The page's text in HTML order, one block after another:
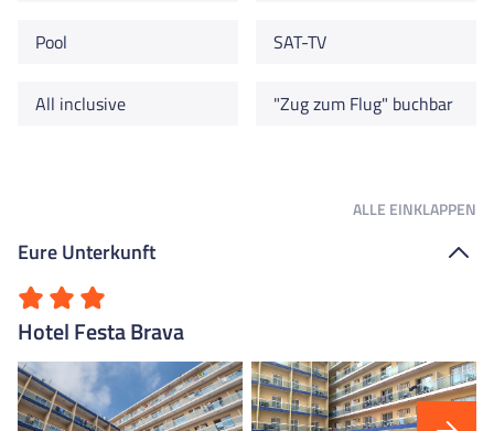
Pool SAT-TV
All inclusive "Zug zum Flug" buchbar
ALLE EINKLAPPEN
Eure Unterkunft
Hotel Festa Brava